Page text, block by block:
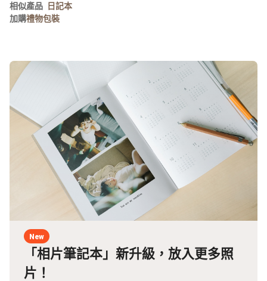
相似產品 日記本
加購禮物包裝
New
「相片筆記本」新升級，放入更多照
片！